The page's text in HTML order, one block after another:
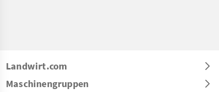
Landwirt.com
Maschinengruppen